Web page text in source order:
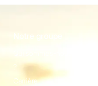
Notre groupe
?
Carrière